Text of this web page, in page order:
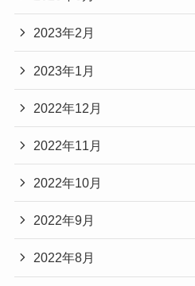
2023年2月
2023年1月
2022年12月
2022年11月
2022年10月
2022年9月
2022年8月